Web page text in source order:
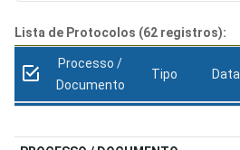
Lista de Protocolos (62 registros):
Processo /
Documento
Tipo Data